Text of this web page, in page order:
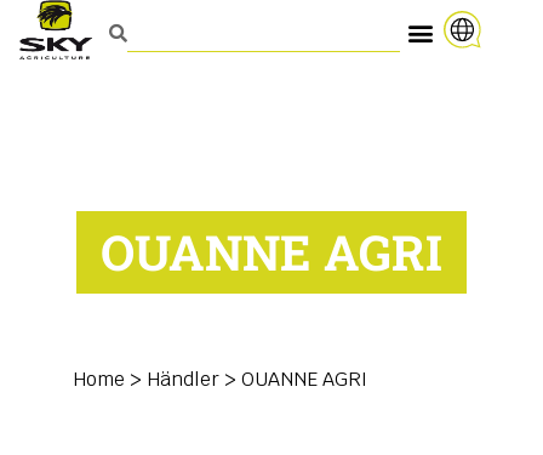
OUANNE AGRI
Home > Händler > OUANNE AGRI